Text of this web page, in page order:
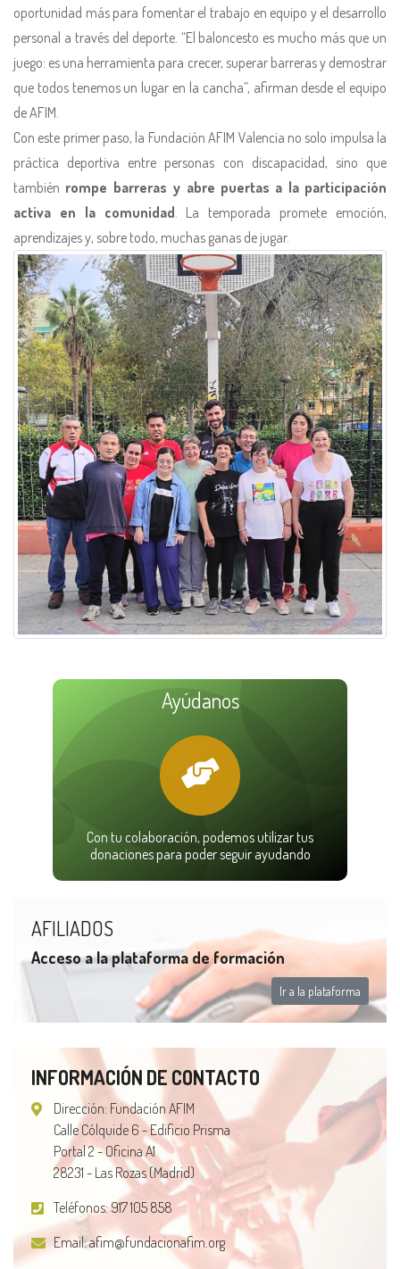
oportunidad más para fomentar el trabajo en equipo y el desarrollo
personal a través del deporte. “El baloncesto es mucho más que un
juego: es una herramienta para crecer, superar barreras y demostrar
que todos tenemos un lugar en la cancha”, afirman desde el equipo
de AFIM.
Con este primer paso, la Fundación AFIM Valencia no solo impulsa la
práctica deportiva entre personas con discapacidad, sino que
también rompe barreras y abre puertas a la participación
activa en la comunidad. La temporada promete emoción,
aprendizajes y, sobre todo, muchas ganas de jugar.
Ayúdanos
Con tu colaboración, podemos utilizar tus
donaciones para poder seguir ayudando
AFILIADOS
Acceso a la plataforma de formación
Ir a la plataforma
INFORMACIÓN DE CONTACTO
Dirección: Fundación AFIM
Calle Cólquide 6 - Edificio Prisma
Portal 2 - Oficina A1
28231 - Las Rozas (Madrid)
Teléfonos:917 105 858
Email:afim@fundacionafim.org